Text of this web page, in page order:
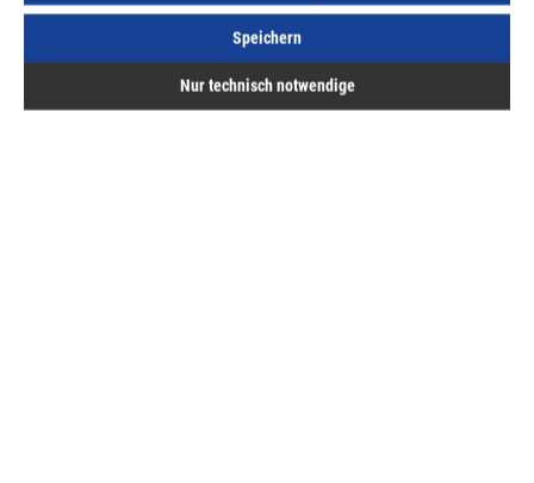
Speichern
Nur technisch notwendige